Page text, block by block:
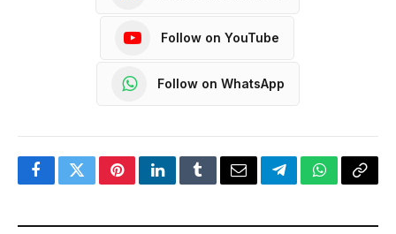
Follow on YouTube
Follow on WhatsApp
FacebookTwitterPinterestLinkedInTumblrEmailTelegramWhatsApp
Copy